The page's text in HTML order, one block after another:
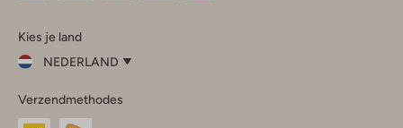
InstagramFacebook
Kies je land
NEDERLAND
je
land
Verzendmethodes